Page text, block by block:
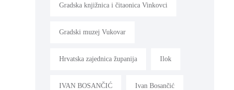
Gradska knjižnica i čitaonica Vinkovci
Gradski muzej Vukovar
Hrvatska zajednica županija Ilok
IVAN BOSANČIĆ Ivan Bosančić